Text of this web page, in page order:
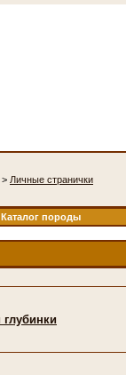
> Личные странички
Каталог породы